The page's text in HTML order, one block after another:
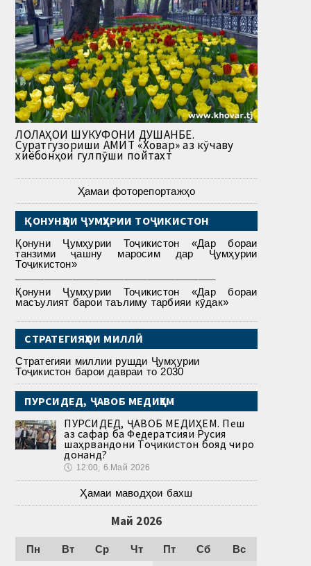
ЛОЛАҲОИ ШУКУФОНИ ДУШАНБЕ.
Суратгузориши АМИТ «Ховар» аз кӯчаву
хиёбонҳои гулпӯши пойтахт
Ҳамаи фоторепортажҳо
ҚОНУНҲОИ ҶУМҲУРИИ ТОҶИКИСТОН
Қонуни Ҷумҳурии Тоҷикистон «Дар бораи
танзими ҷашну маросим дар Ҷумҳурии
Тоҷикистон»
Қонуни Ҷумҳурии Тоҷикистон «Дар бораи
масъулият барои таълиму тарбияи кӯдак»
СТРАТЕГИЯҲОИ МИЛЛӢ
Стратегияи миллии рушди Ҷумҳурии
Тоҷикистон барои давраи то 2030
ПУРСИДЕД, ҶАВОБ МЕДИҲЕМ
ПУРСИДЕД, ҶАВОБ МЕДИҲЕМ. Пеш
аз сафар ба Федератсияи Русия
шаҳрвандони Тоҷикистон бояд чиро
донанд?
🕔 12:00, 6.Май 2026
Ҳамаи маводҳои бахш
Май 2026
Пн Вт Ср Чт Пт Сб Вс